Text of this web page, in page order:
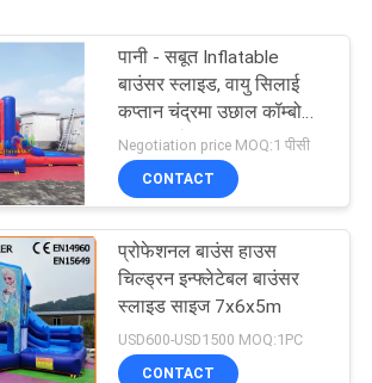
पानी - सबूत Inflatable
बाउंसर स्लाइड, वायु सिलाई
कप्तान चंद्रमा उछाल कॉम्बो
स्लाइड संरचना
Negotiation price MOQ:1 पीसी
CONTACT
प्रोफेशनल बाउंस हाउस
चिल्ड्रन इन्फ्लेटेबल बाउंसर
स्लाइड साइज 7x6x5m
USD600-USD1500 MOQ:1PC
CONTACT